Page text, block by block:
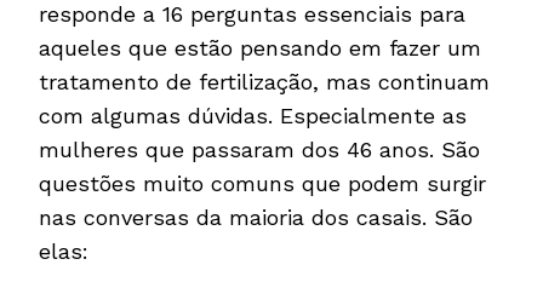
responde a 16 perguntas essenciais para
aqueles que estão pensando em fazer um
tratamento de fertilização, mas continuam
com algumas dúvidas. Especialmente as
mulheres que passaram dos 46 anos. São
questões muito comuns que podem surgir
nas conversas da maioria dos casais. São
elas: